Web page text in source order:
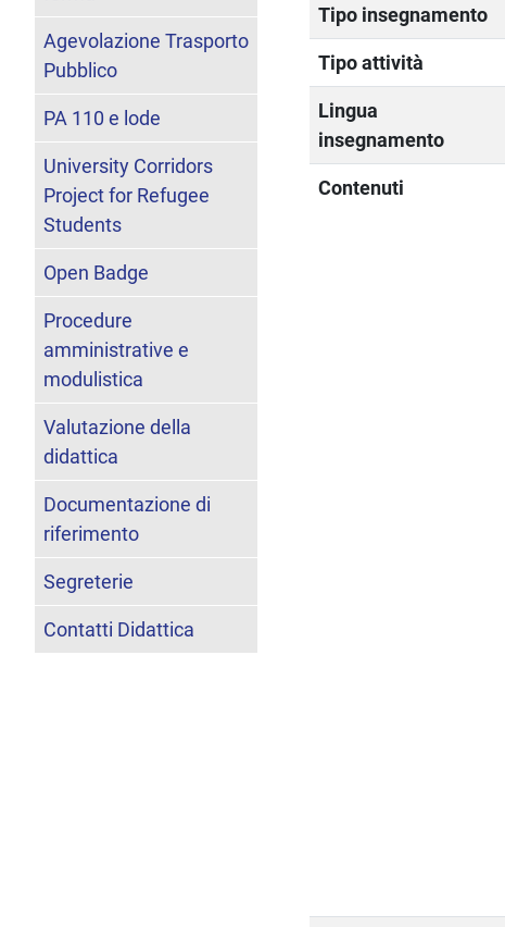
Tipo insegnamento
Tipo attività
Lingua
insegnamento
Contenuti
Agevolazione Trasporto
Pubblico
PA 110 e lode
University Corridors
Project for Refugee
Students
Open Badge
Procedure
amministrative e
modulistica
Valutazione della
didattica
Documentazione di
riferimento
Segreterie
Contatti Didattica